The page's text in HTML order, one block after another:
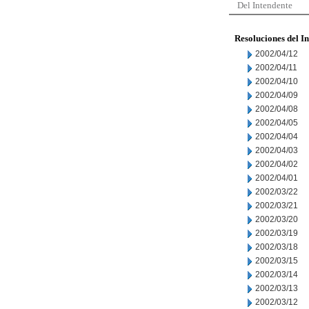
Del Intendente
Resoluciones del
2002/04/12
2002/04/11
2002/04/10
2002/04/09
2002/04/08
2002/04/05
2002/04/04
2002/04/03
2002/04/02
2002/04/01
2002/03/22
2002/03/21
2002/03/20
2002/03/19
2002/03/18
2002/03/15
2002/03/14
2002/03/13
2002/03/12